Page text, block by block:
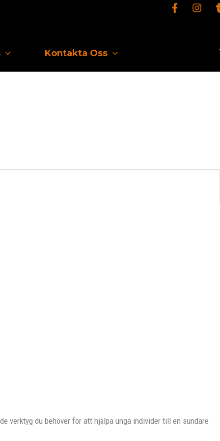
Kontakta Oss
verktyg du behöver för att hjälpa unga individer till en sundare